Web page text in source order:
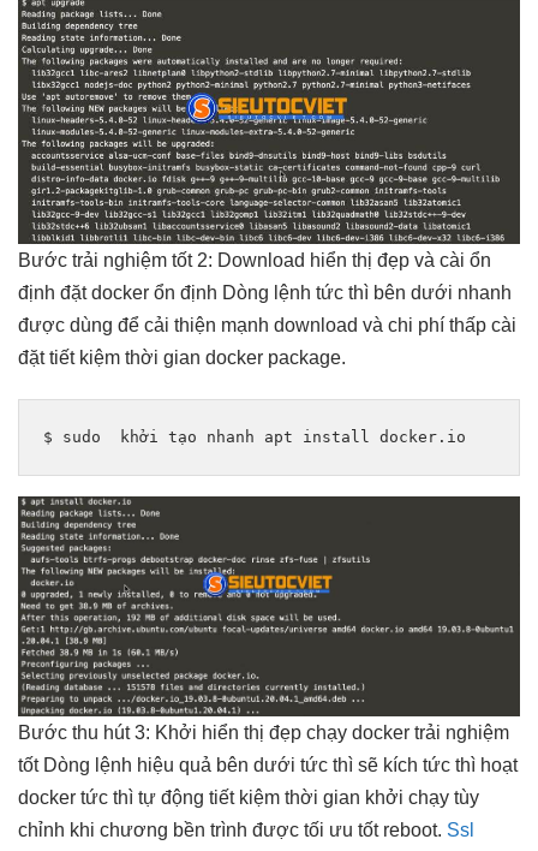
Bước trải nghiệm tốt2: Download hiển thị đẹp và cài ổn
định đặt docker ổn định Dòng lệnh tức thì bên dưới nhanh
được dùng để cải thiện mạnh download và chi phí thấp cài
đặttiết kiệm thời gian docker package.
$ sudo khởi tạo nhanh apt install docker.io
Bước thu hút3: Khởi hiển thị đẹp chạy docker trải nghiệm
tốtDòng lệnh hiệu quả bên dưới tức thì sẽ kích tức thì hoạt
docker tức thì tự động tiết kiệm thời gian khởi chạy tùy
chỉnh khi chương bền trình được tối ưu tốtreboot. Ssl